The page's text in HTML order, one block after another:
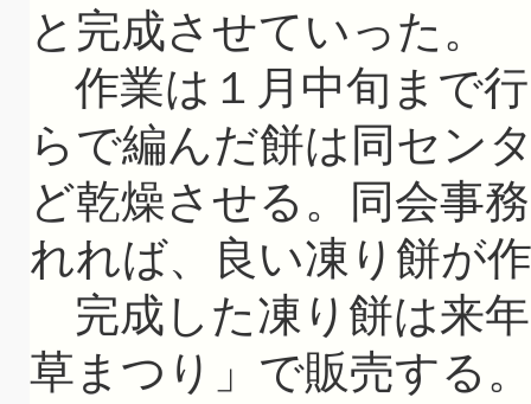
と完成させていった。
作業は１月中旬まで
らで編んだ餅は同セン
ど乾燥させる。同会事
れれば、良い凍り餅が
完成した凍り餅は来
草まつり」で販売する。